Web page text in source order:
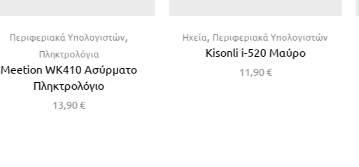
Περιφεριακά Υπολογιστών,
Πληκτρολόγια
Meetion WK410 Ασύρματο
Πληκτρολόγιο
13,90€
Ηχεία, Περιφεριακά Υπολογιστών
Kisonli i-520 Μαύρο
11,90€